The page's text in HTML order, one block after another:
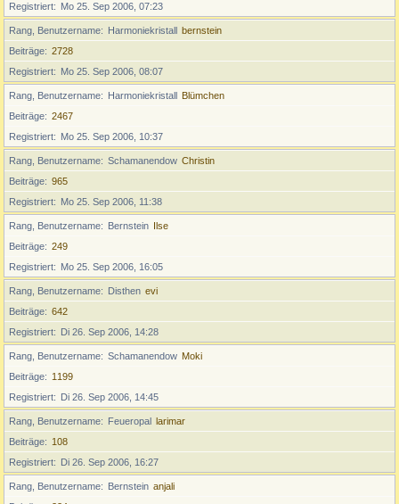
Registriert
Mo 25. Sep 2006, 07:23
Rang, Benutzername Harmoniekristall bernstein
Beiträge
2728
Registriert
Mo 25. Sep 2006, 08:07
Rang, Benutzername Harmoniekristall Blümchen
Beiträge
2467
Registriert
Mo 25. Sep 2006, 10:37
Rang, Benutzername Schamanendow Christin
Beiträge
965
Registriert
Mo 25. Sep 2006, 11:38
Rang, Benutzername Bernstein Ilse
Beiträge
249
Registriert
Mo 25. Sep 2006, 16:05
Rang, Benutzername Disthen evi
Beiträge
642
Registriert
Di 26. Sep 2006, 14:28
Rang, Benutzername Schamanendow Moki
Beiträge
1199
Registriert
Di 26. Sep 2006, 14:45
Rang, Benutzername Feueropal larimar
Beiträge
108
Registriert
Di 26. Sep 2006, 16:27
Rang, Benutzername Bernstein anjali